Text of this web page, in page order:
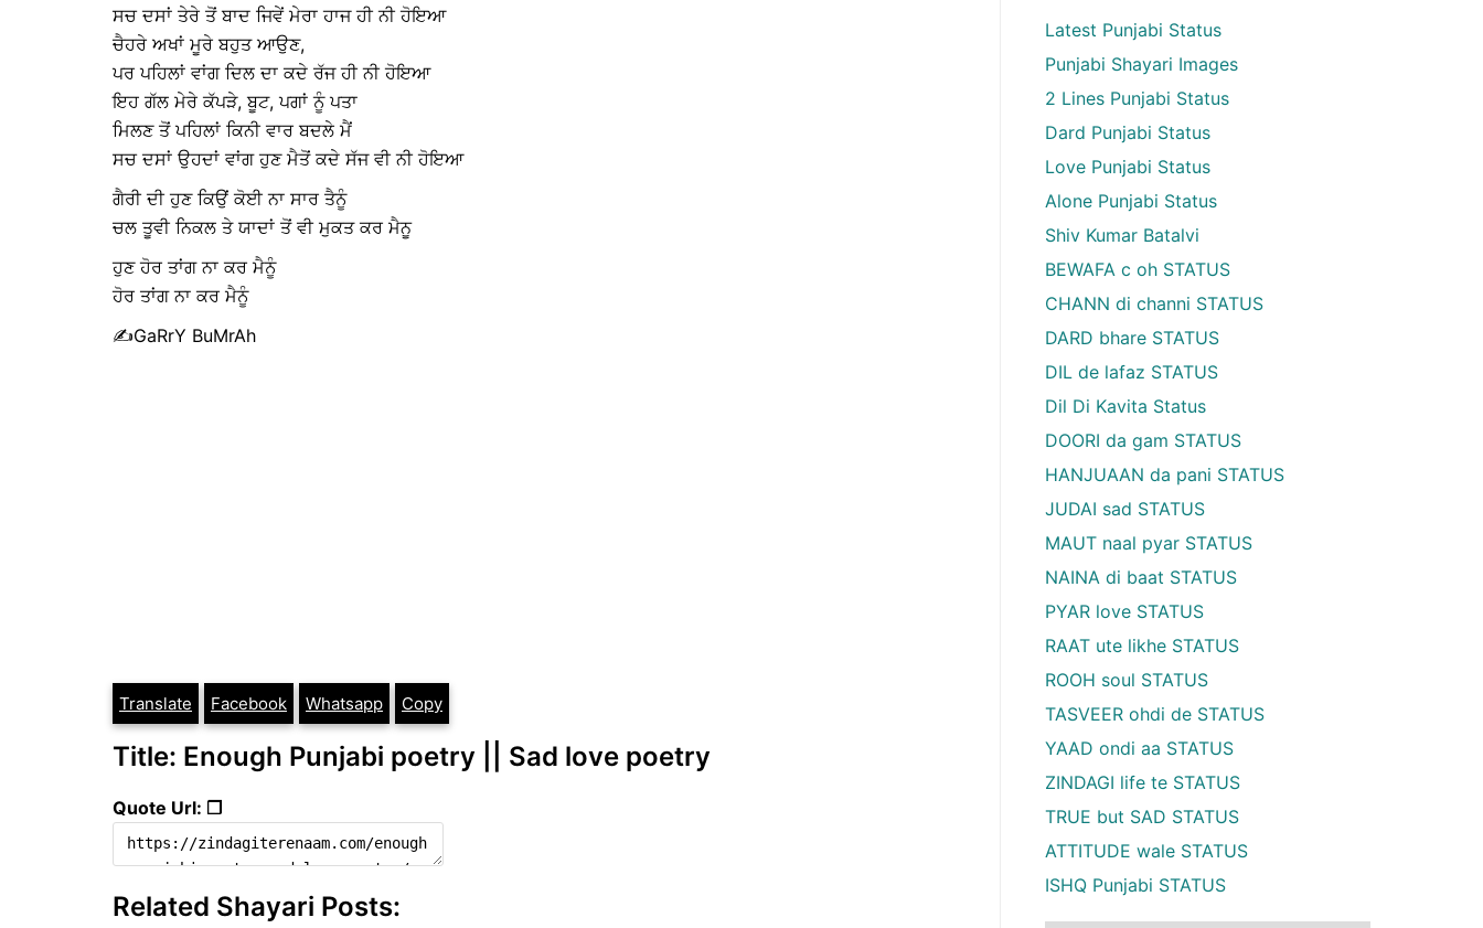
ਸਚ ਦਸਾਂ ਤੇਰੇ ਤੋਂ ਬਾਦ ਜਿਵੇਂ ਮੇਰਾ ਹਾਜ ਹੀ ਨੀ ਹੋਇਆ
ਚੈਹਰੇ ਅਖਾਂ ਮੂਰੇ ਬਹੁਤ ਆਉਣ,
ਪਰ ਪਹਿਲਾਂ ਵਾਂਗ ਦਿਲ ਦਾ ਕਦੇ ਰੱਜ ਹੀ ਨੀ ਹੋਇਆ
ਇਹ ਗੱਲ ਮੇਰੇ ਕੱਪੜੇ, ਬੂਟ, ਪਗਾਂ ਨੂੰ ਪਤਾ
ਮਿਲਣ ਤੋਂ ਪਹਿਲਾਂ ਕਿਨੀ ਵਾਰ ਬਦਲੇ ਮੈਂ
ਸਚ ਦਸਾਂ ਉਹਦਾਂ ਵਾਂਗ ਹੁਣ ਮੈਤੋਂ ਕਦੇ ਸੱਜ ਵੀ ਨੀ ਹੋਇਆ
ਗੈਰੀ ਦੀ ਹੁਣ ਕਿਉਂ ਕੋਈ ਨਾ ਸਾਰ ਤੈਨੂੰ
ਚਲ ਤੂਵੀ ਨਿਕਲ ਤੇ ਯਾਦਾਂ ਤੋਂ ਵੀ ਮੁਕਤ ਕਰ ਮੈਨੂ
ਹੁਣ ਹੋਰ ਤਾਂਗ ਨਾ ਕਰ ਮੈਨੂੰ
ਹੋਰ ਤਾਂਗ ਨਾ ਕਰ ਮੈਨੂੰ
✍GaRrY BuMrAh
Translate Facebook Whatsapp Copy
Title: Enough Punjabi poetry || Sad love poetry
Quote Url: ❐
Related Shayari Posts:
Latest Punjabi Status
Punjabi Shayari Images
2 Lines Punjabi Status
Dard Punjabi Status
Love Punjabi Status
Alone Punjabi Status
Shiv Kumar Batalvi
BEWAFA c oh STATUS
CHANN di channi STATUS
DARD bhare STATUS
DIL de lafaz STATUS
Dil Di Kavita Status
DOORI da gam STATUS
HANJUAAN da pani STATUS
JUDAI sad STATUS
MAUT naal pyar STATUS
NAINA di baat STATUS
PYAR love STATUS
RAAT ute likhe STATUS
ROOH soul STATUS
TASVEER ohdi de STATUS
YAAD ondi aa STATUS
ZINDAGI life te STATUS
TRUE but SAD STATUS
ATTITUDE wale STATUS
ISHQ Punjabi STATUS